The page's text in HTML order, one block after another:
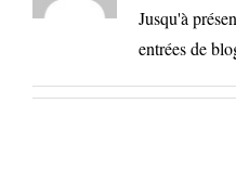
Jusqu'à
entrées de